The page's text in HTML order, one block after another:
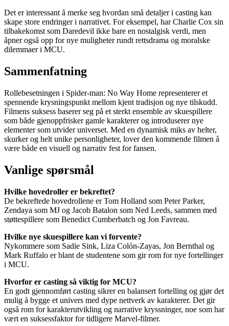
Det er interessant å merke seg hvordan små detaljer i casting kan
skape store endringer i narrativet. For eksempel, har Charlie Cox sin
tilbakekomst som Daredevil ikke bare en nostalgisk verdi, men
åpner også opp for nye muligheter rundt rettsdrama og moralske
dilemmaer i MCU.
Sammenfatning
Rollebesetningen i Spider-man: No Way Home representerer et
spennende krysningspunkt mellom kjent tradisjon og nye tilskudd.
Filmens suksess baserer seg på et sterkt ensemble av skuespillere
som både gjenoppfrisker gamle karakterer og introduserer nye
elementer som utvider universet. Med en dynamisk miks av helter,
skurker og helt unike personligheter, lover den kommende filmen å
være både en visuell og narrativ fest for fansen.
Vanlige spørsmål
Hvilke hovedroller er bekreftet?
De bekreftede hovedrollene er Tom Holland som Peter Parker,
Zendaya som MJ og Jacob Batalon som Ned Leeds, sammen med
støttespillere som Benedict Cumberbatch og Jon Favreau.
Hvilke nye skuespillere kan vi forvente?
Nykommere som Sadie Sink, Liza Colón-Zayas, Jon Bernthal og
Mark Ruffalo er blant de studentene som gir rom for nye fortellinger
i MCU.
Hvorfor er casting så viktig for MCU?
En godt gjennomført casting sikrer en balansert fortelling og gjør det
mulig å bygge et univers med dype nettverk av karakterer. Det gir
også rom for karakterutvikling og narrative kryssninger, noe som har
vært en suksessfaktor for tidligere Marvel-filmer.